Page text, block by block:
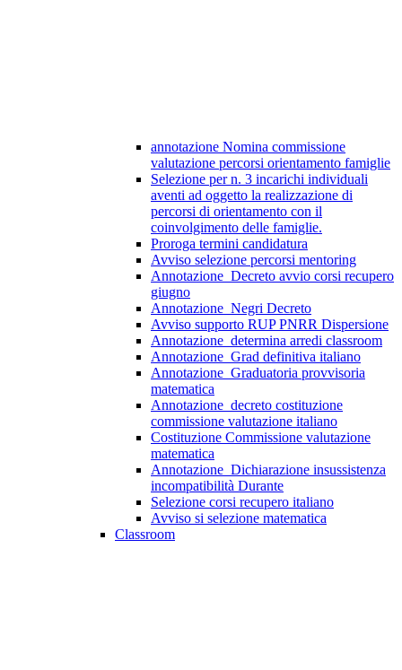
annotazione Nomina commissione
valutazione percorsi orientamento famiglie
Selezione per n. 3 incarichi individuali
aventi ad oggetto la realizzazione di
percorsi di orientamento con il
coinvolgimento delle famiglie.
Proroga termini candidatura
Avviso selezione percorsi mentoring
Annotazione_Decreto avvio corsi recupero
giugno
Annotazione_Negri Decreto
Avviso supporto RUP PNRR Dispersione
Annotazione_determina arredi classroom
Annotazione_Grad definitiva italiano
Annotazione_Graduatoria provvisoria
matematica
Annotazione_decreto costituzione
commissione valutazione italiano
Costituzione Commissione valutazione
matematica
Annotazione_Dichiarazione insussistenza
incompatibilità Durante
Selezione corsi recupero italiano
Avviso si selezione matematica
Classroom